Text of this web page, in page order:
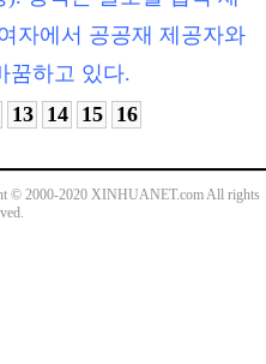
자에서 공공재 제공자와
꿈하고 있다.
13 14 15 16